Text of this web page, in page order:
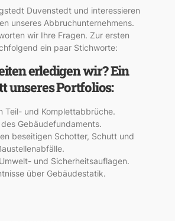
Duvenstedt und interessieren
unseres Abbruchunternehmens.
wir Ihre Fragen. Zur ersten
ein paar Stichworte:
erledigen wir? Ein
unseres Portfolios:
Teil- und Komplettabbrüche.
Gebäudefundaments.
beseitigen Schotter, Schutt und
und Sicherheitsauflagen.
über Gebäudestatik.